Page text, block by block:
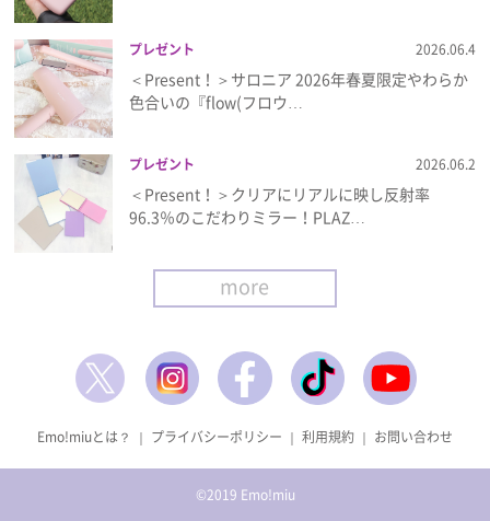
プレゼント 2026.06.4
＜Present！＞サロニア 2026年春夏限定やわらか
色合いの『flow(フロウ…
プレゼント 2026.06.2
＜Present！＞クリアにリアルに映し反射率
96.3％のこだわりミラー！PLAZ…
more
Emo!miuとは？ ｜ プライバシーポリシー ｜ 利用規約 ｜ お問い合わせ
©2019 Emo!miu